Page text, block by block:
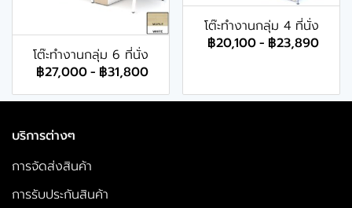
โต๊ะทำงานกลุ่ม 6 ที่นั่ง
฿27,000- ฿31,800
โต๊ะทำงานกลุ่ม 4 ที่นั่ง
฿20,100- ฿23,890
บริการต่างๆ
การจัดส่งสินค้า
การรับประกันสินค้า